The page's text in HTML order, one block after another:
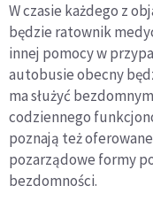
W czasie każdego z
będzie ratownik
innej pomocy w
autobusie obecny
ma służyć
codziennego
poznają też
pozarządowe formy
bezdomności.